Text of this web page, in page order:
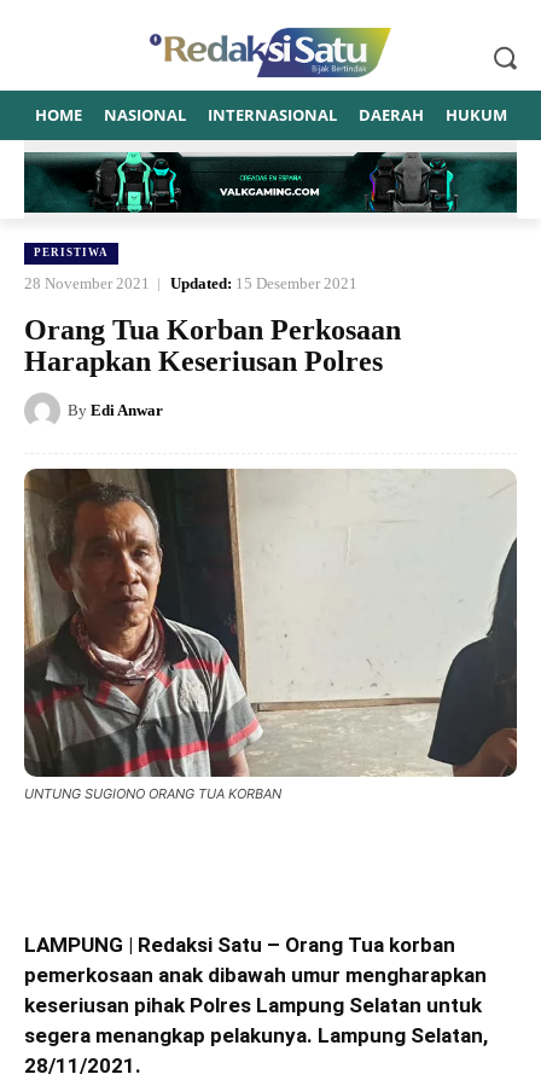
HOME NASIONAL INTERNASIONAL DAERAH HUKUM
PERISTIWA
28 November 2021 Updated: 15 Desember 2021
Orang Tua Korban Perkosaan
Harapkan Keseriusan Polres
By Edi Anwar
UNTUNG SUGIONO ORANG TUA KORBAN
LAMPUNG | Redaksi Satu – Orang Tua korban
pemerkosaan anak dibawah umur mengharapkan
keseriusan pihak Polres Lampung Selatan untuk
segera menangkap pelakunya. Lampung Selatan,
28/11/2021.